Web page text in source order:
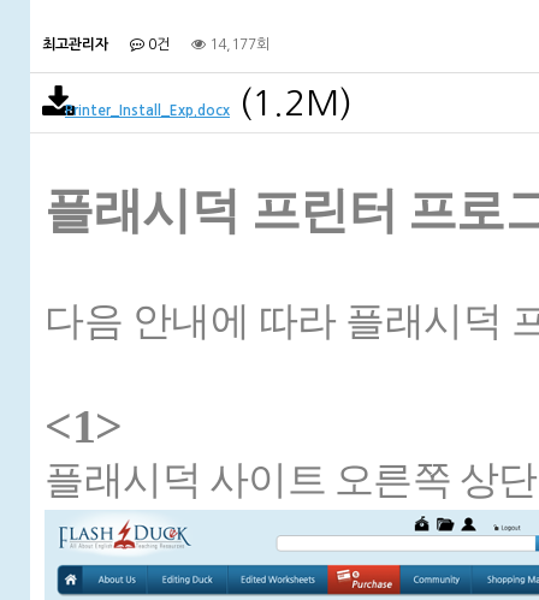
최고관리자 0건 14,177회
Printer_Install_Exp.docx (1.2M)
플래시덕 프린터 프로
다음 안내에 따라 플래시덕
<1>
플래시덕 사이트 오른쪽 상